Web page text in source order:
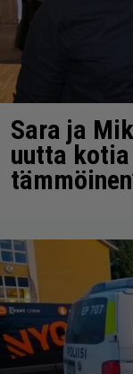
Sara ja
uutta kotia